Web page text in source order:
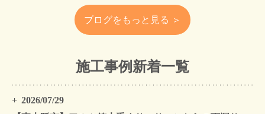
ブログをもっと見る ＞
施工事例新着一覧
2026/07/29